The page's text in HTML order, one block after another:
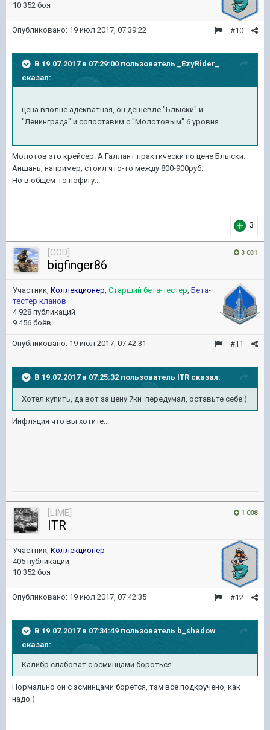
10 352 боя
#10
Опубликовано: 19 июл 2017, 07:39:22
В 19.07.2017 в 07:29:00 пользователь
_EzyRider_
сказал:
цена вполне адекватная, он дешевле "Блыски" и
"Ленинграда" и сопоставим с "Молотовым" 6 уровня
Молотов это крейсер. А Галлант практически по цене Блыски.
Аншань, например, стоил что-то между 800-900руб.
Но в общем-то пофигу...
3
3 031
[COD]
bigfinger86
Участник, Коллекционер, Старший бета-тестер, Бета-
тестер кланов
4 928 публикаций
9 456 боёв
#11
Опубликовано: 19 июл 2017, 07:42:31
В 19.07.2017 в 07:25:32 пользователь ITR сказал:
Хотел купить, да вот за цену 7ки передумал, оставьте себе:)
Инфляция что вы хотите...
1 008
[LIME]
ITR
Участник, Коллекционер
405 публикаций
10 352 боя
#12
Опубликовано: 19 июл 2017, 07:42:35
В 19.07.2017 в 07:34:49 пользователь b_shadow
сказал:
Калибр слабоват с эсминцами бороться.
Нормально он с эсминцами борется, там все подкручено, как
надо:)